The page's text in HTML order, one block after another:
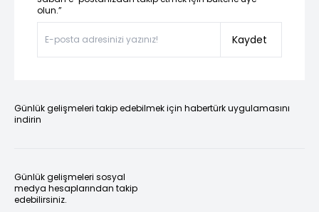
olun.”
Kaydet
Günlük gelişmeleri takip edebilmek için habertürk uygulamasını
indirin
Günlük gelişmeleri sosyal
medya hesaplarından takip
edebilirsiniz.